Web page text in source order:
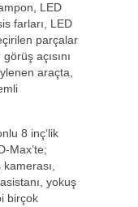
LED
farları, LED
parçalar
açısını
araçta,
8 inç‘lik
Max’te;
kamerası,
yokuş
birçok